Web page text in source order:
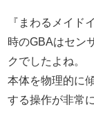
『まわるメイド
時のGBAはセン
クでしたよね。
本体を物理的に
する操作が非常